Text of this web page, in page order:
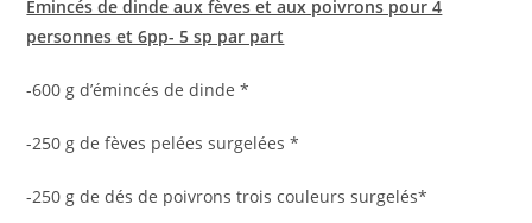
Émincés de dinde aux fèves et aux poivrons pour 4
personnes et 6pp- 5 sp par part
-600 g d’émincés de dinde *
-250 g de fèves pelées surgelées *
-250 g de dés de poivrons trois couleurs surgelés*